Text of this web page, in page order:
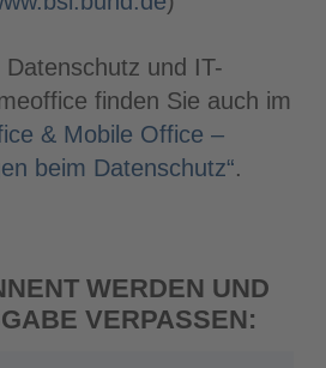
und IT-
finden Sie auch im
& Mobile Office –
beim Datenschutz“.
WERDEN UND
VERPASSEN: